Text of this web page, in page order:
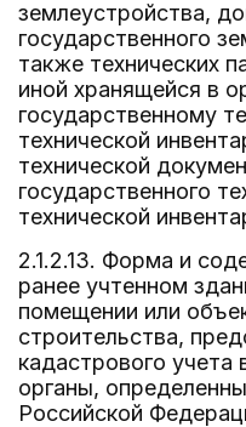
землеустройства,
государственного
также технических
иной хранящейся в
государственному
технической
технической
государственного
технической
2.1.2.13. Форма и
ранее учтенном
помещении или
строительства,
кадастрового учета
органы,
Российской